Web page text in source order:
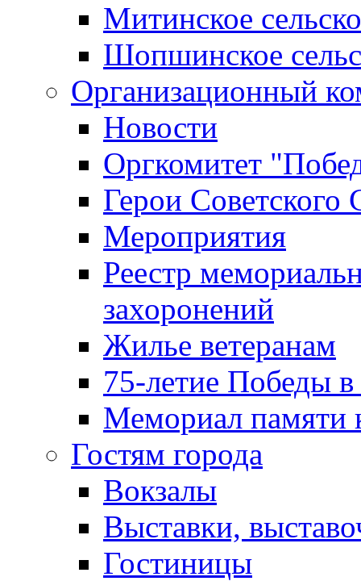
Митинское
Шопшинское
Организационный
Новости
Оргкомитет
Герои Советского
Мероприятия
Реестр
захоронений
Жилье ветеранам
75-летие Победы
Мемориал памяти
Гостям города
Вокзалы
Выставки,
Гостиницы